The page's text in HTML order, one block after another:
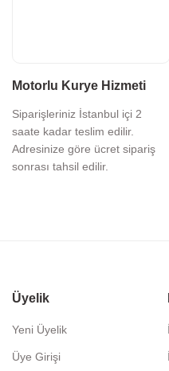
Motorlu Kurye Hizmeti
Siparişleriniz İstanbul içi 2
saate kadar teslim edilir.
Adresinize göre ücret sipariş
sonrası tahsil edilir.
Üyelik
Yeni Üyelik
Üye Girişi